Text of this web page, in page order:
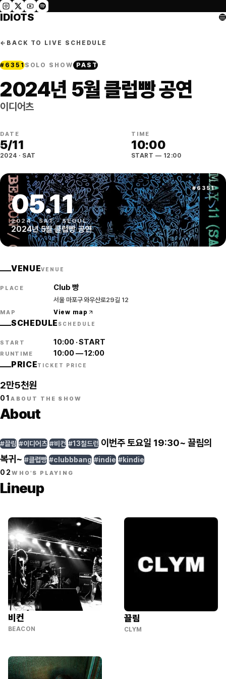
IDIOTS
← BACK TO LIVE SCHEDULE
# 6351SOLO SHOW PAST
2024년 5월 클럽빵 공연
이디어츠
DATE
5/11
2024 · SAT
TIME
10:00
START — 12:00
#6351
05.11
2024·SAT·SEOUL
2024년 5월 클럽빵 공연
VENUEVENUE
PLACE Club 빵
서울 마포구 와우산로29길 12
MAP View map
SCHEDULE SCHEDULE
START 10:00·START
RUNTIME 10:00—12:00
PRICETICKET PRICE
2만5천원
01ABOUT THE SHOW
About
#끌림 #이디어츠 #비컨 #13칠드런 이번주 토요일 19:30~ 끌림의
복귀~ #클럽빵 #clubbbang #indie #kindie
02WHO'S PLAYING
Lineup
비컨
BEACON
끌림
CLYM